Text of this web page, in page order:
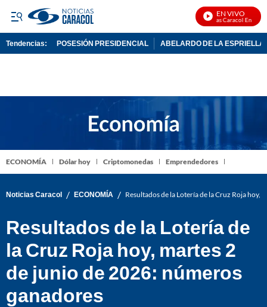
EN VIVO
Noticias Caracol En Vivo
Tendencias: POSESIÓN PRESIDENCIAL ABELARDO DE LA ESPRIELLA
ECONOMÍA Dólar hoy Criptomonedas Emprendedores
Noticias Caracol / ECONOMÍA / Resultados de la Lotería de la Cruz Roja hoy,
Resultados de la Lotería de
la Cruz Roja hoy, martes 2
de junio de 2026: números
ganadores